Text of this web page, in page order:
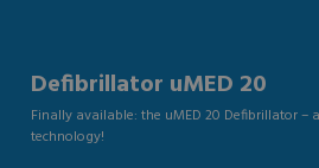
Defibrillator uMED 20
Finally available: the uMED 20 Defibrillator
technology!